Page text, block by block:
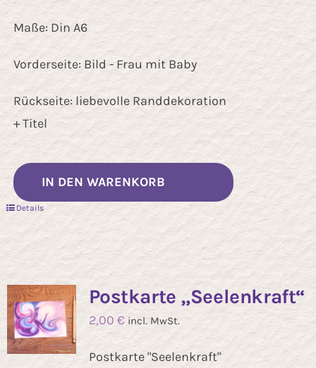
Maße: Din A6
Vorderseite: Bild - Frau mit Baby
Rückseite: liebevolle Randdekoration
+ Titel
IN DEN WARENKORB
Details
Postkarte „Seelenkraft“
2,00 € incl. MwSt.
Postkarte "Seelenkraft"